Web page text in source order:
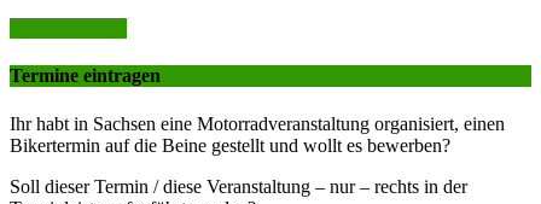
Termine eintragen
Ihr habt in Sachsen eine Motorradveranstaltung organisiert, einen
Bikertermin auf die Beine gestellt und wollt es bewerben?
Soll dieser Termin / diese Veranstaltung – nur – rechts in der